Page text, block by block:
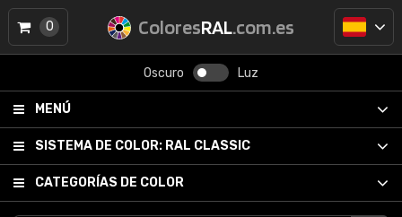
ColoresRAL.com.es
Oscuro Luz
MENÚ
SISTEMA DE COLOR: RAL CLASSIC
CATEGORÍAS DE COLOR
0